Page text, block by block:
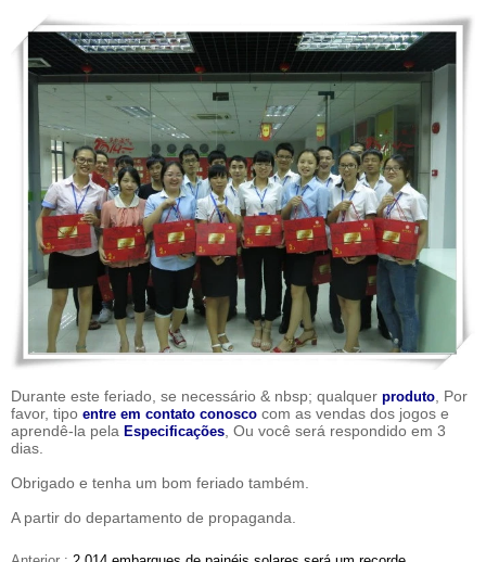
Durante este feriado, se necessário & nbsp; qualquer produto , Por
favor, tipo entre em contato conosco com as vendas dos jogos e
aprendê-la pela Especificações , Ou você será respondido em 3
dias.
Obrigado e tenha um bom feriado também.
A partir do departamento de propaganda.